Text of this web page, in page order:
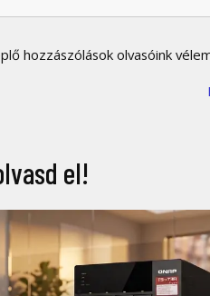
hozzászólások olvasóink
el!